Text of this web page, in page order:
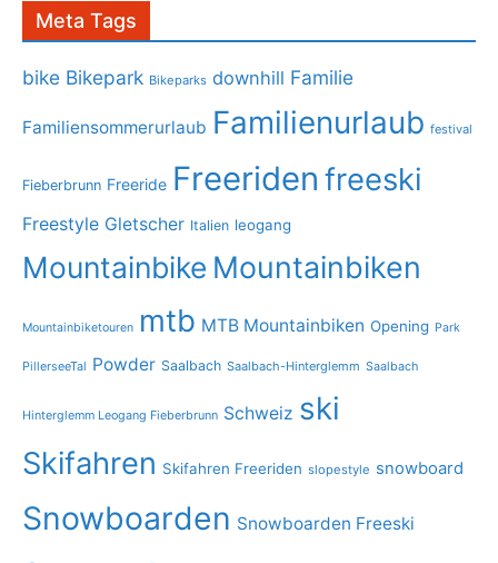
Meta Tags
bike Bikepark Bikeparks downhill Familie
Familiensommerurlaub Familienurlaub festival
Fieberbrunn Freeride Freeriden freeski
Freestyle Gletscher Italien leogang
Mountainbike Mountainbiken
Mountainbiketouren mtb MTB Mountainbiken Opening Park
PillerseeTal Powder Saalbach Saalbach-Hinterglemm Saalbach
Hinterglemm Leogang Fieberbrunn Schweiz ski
Skifahren Skifahren Freeriden slopestyle snowboard
Snowboarden Snowboarden Freeski